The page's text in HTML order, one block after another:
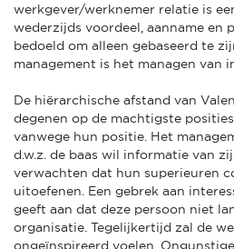
werkgever/werknemer relatie is
wederzijds voordeel, aanname en
bedoeld om alleen gebaseerd te
management is het managen van
De hiërarchische afstand van
degenen op de machtigste
vanwege hun positie. Het
d.w.z. de baas wil informatie van
verwachten dat hun superieuren
uitoefenen. Een gebrek aan
geeft aan dat deze persoon niet
organisatie. Tegelijkertijd zal de
ongeïnspireerd voelen.